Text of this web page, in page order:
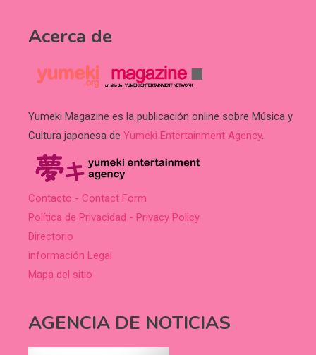
Acerca de
Yumeki Magazine es la publicación online sobre Música y
Cultura japonesa de Yumeki Entertainment Agency.
Contacto - Contact Form
Política de Privacidad - Privacy Policy
Directorio
información Legal
Mapa del sitio
AGENCIA DE NOTICIAS